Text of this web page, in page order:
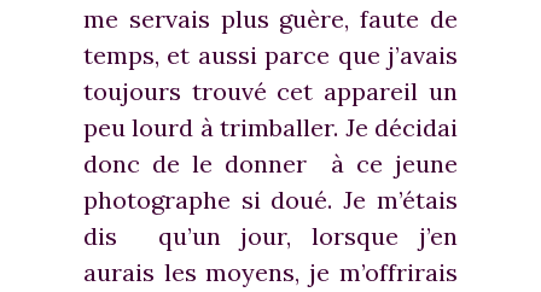
me servais plus guère, faute de
temps, et aussi parce que j’avais
toujours trouvé cet appareil un
peu lourd à trimballer. Je décidai
donc de le donner à ce jeune
photographe si doué. Je m’étais
dis qu’un jour, lorsque j’en
aurais les moyens, je m’offrirais